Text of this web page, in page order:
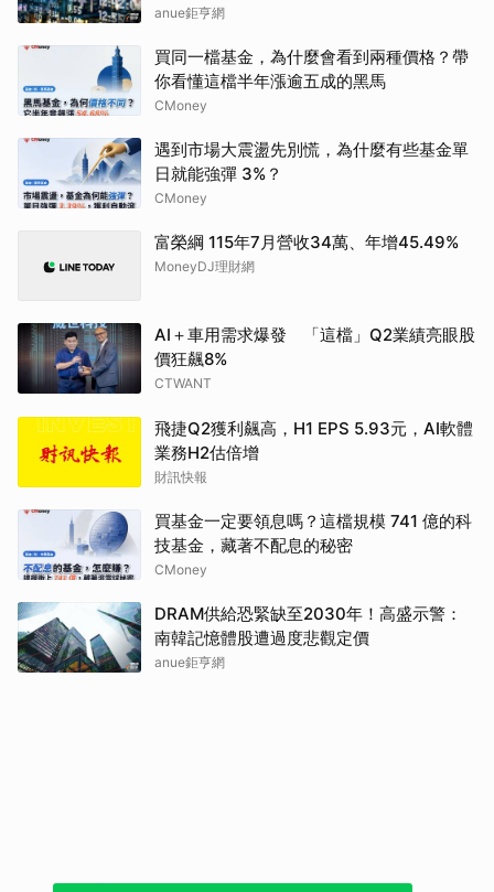
anue鉅亨網
買同一檔基金，為什麼會看到兩種價格？帶
你看懂這檔半年漲逾五成的黑馬
CMoney
遇到市場大震盪先別慌，為什麼有些基金單
日就能強彈 3%？
CMoney
富榮綱 115年7月營收34萬、年增45.49%
MoneyDJ理財網
AI＋車用需求爆發 「這檔」Q2業績亮眼股
價狂飆8%
CTWANT
飛捷Q2獲利飆高，H1 EPS 5.93元，AI軟體
業務H2估倍增
財訊快報
買基金一定要領息嗎？這檔規模 741 億的科
技基金，藏著不配息的秘密
CMoney
DRAM供給恐緊缺至2030年！高盛示警：
南韓記憶體股遭過度悲觀定價
anue鉅亨網